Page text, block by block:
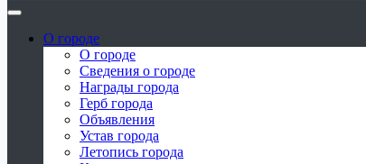
О городе
О городе
Сведения о городе
Награды города
Герб города
Объявления
Устав города
Летопись города